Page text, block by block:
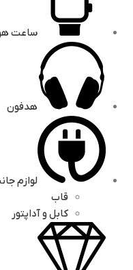
ساعت
هدفون
لوازم
قاب
کابل و آداپتور